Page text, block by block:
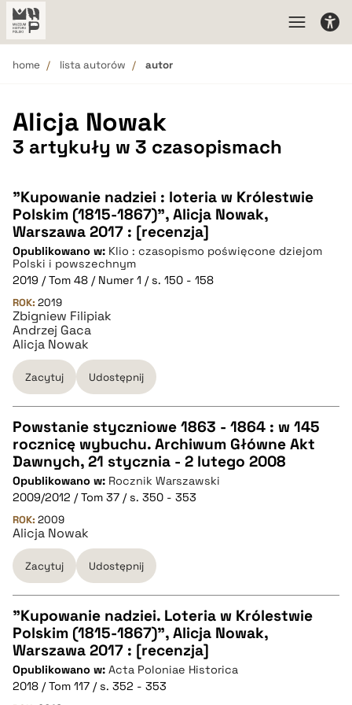
home lista autorów autor
Alicja Nowak
3 artykuły w 3 czasopismach
"Kupowanie nadziei : loteria w Królestwie
Polskim (1815-1867)", Alicja Nowak,
Warszawa 2017 : [recenzja]
Opublikowano w: Klio : czasopismo poświęcone dziejom
Polski i powszechnym
2019 / Tom 48 / Numer 1 / s. 150 - 158
ROK: 2019
Zbigniew Filipiak
Andrzej Gaca
Alicja Nowak
Zacytuj Udostępnij
CZYSTY TEKST
pobierz cytat
BIBTEX
pobierz cytat
Powstanie styczniowe 1863 - 1864 : w 145
rocznicę wybuchu. Archiwum Główne Akt
Dawnych, 21 stycznia - 2 lutego 2008
Opublikowano w: Rocznik Warszawski
2009/2012 / Tom 37 / s. 350 - 353
ROK: 2009
Alicja Nowak
Zacytuj Udostępnij
CZYSTY TEKST
pobierz cytat
"Kupowanie nadziei. Loteria w Królestwie
Polskim (1815-1867)", Alicja Nowak,
Warszawa 2017 : [recenzja]
Opublikowano w: Acta Poloniae Historica
2018 / Tom 117 / s. 352 - 353